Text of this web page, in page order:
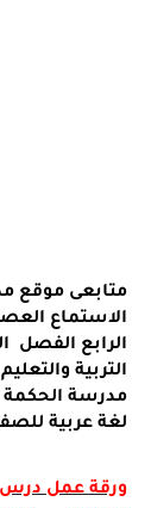
متابعى موقع
الاستماع
التربية
مدرسة الحكمة
لغة عربية للصف
ورقة عمل درس